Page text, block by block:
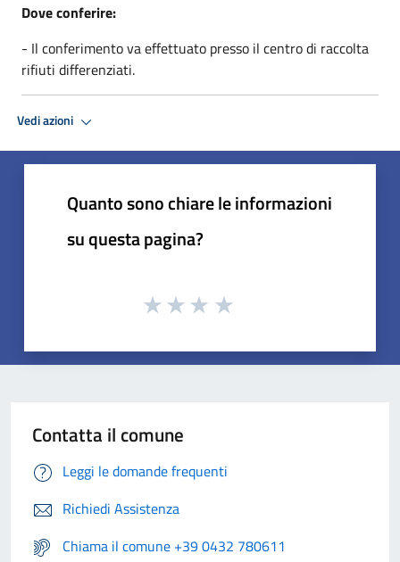
Dove conferire:
- Il conferimento va effettuato presso il centro di raccolta
rifiuti differenziati.
Vedi azioni
Quanto sono chiare le informazioni
su questa pagina?
Contatta il comune
Leggi le domande frequenti
Richiedi Assistenza
Chiama il comune +39 0432 780611